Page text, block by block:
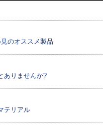
のオススメ製品
ありませんか?
テリアル